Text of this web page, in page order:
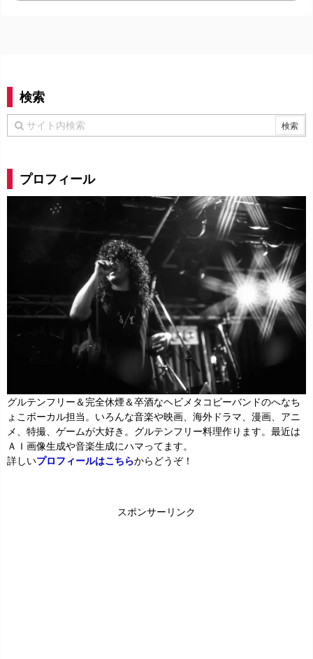
検索
プロフィール
グルテンフリー＆完全休煙＆卒酒なヘビメタコピーバンドのへなち
ょこボーカル担当。いろんな音楽や映画、海外ドラマ、漫画、アニ
メ、特撮、ゲームが大好き。グルテンフリー料理作ります。最近は
ＡＩ画像生成や音楽生成にハマってます。
詳しいプロフィールはこちらからどうぞ！
スポンサーリンク